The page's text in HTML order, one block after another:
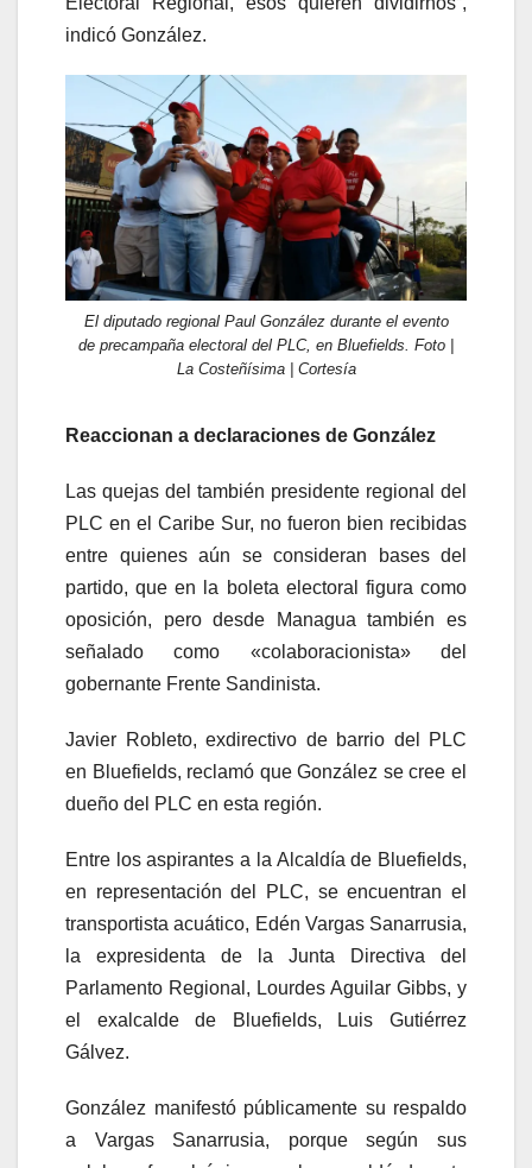
indicó González.
El diputado regional Paul González durante el evento
de precampaña electoral del PLC, en Bluefields. Foto |
La Costeñísima | Cortesía
Reaccionan a declaraciones de González
Las quejas del también presidente regional del
PLC en el Caribe Sur, no fueron bien recibidas
entre quienes aún se consideran bases del
partido, que en la boleta electoral figura como
oposición, pero desde Managua también es
señalado como «colaboracionista» del
gobernante Frente Sandinista.
Javier Robleto, exdirectivo de barrio del PLC
en Bluefields, reclamó que González se cree el
dueño del PLC en esta región.
Entre los aspirantes a la Alcaldía de Bluefields,
en representación del PLC, se encuentran el
transportista acuático, Edén Vargas Sanarrusia,
la expresidenta de la Junta Directiva del
Parlamento Regional, Lourdes Aguilar Gibbs, y
el exalcalde de Bluefields, Luis Gutiérrez
Gálvez.
González manifestó públicamente su respaldo
a Vargas Sanarrusia, porque según sus